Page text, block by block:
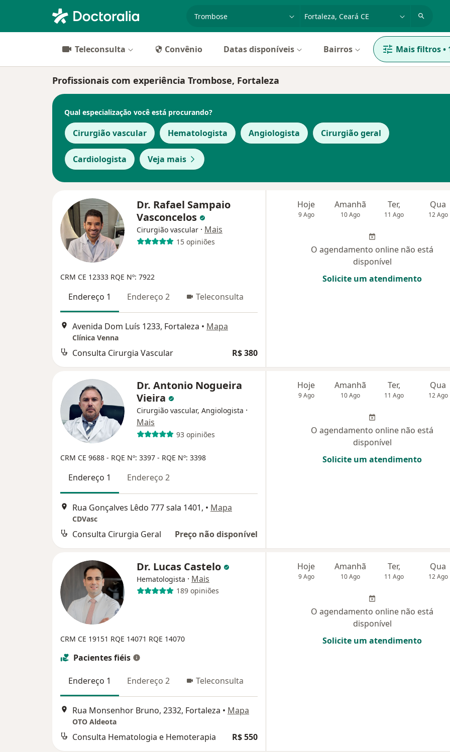
cidade ou região
Teleconsulta Convênio Datas disponíveis Bairros Mais filtros•
Profissionais com experiência Trombose, Fortaleza
Qual especialização você está procurando?
Cirurgião vascular Hematologista Angiologista Cirurgião geral
Cardiologista Veja mais
Dr. Rafael Sampaio
Vasconcelos
Cirurgião vascular · Mais
15 opiniões
CRM CE 12333 RQE Nº: 7922
Endereço 1 Endereço 2 Teleconsulta
Avenida Dom Luís 1233, Fortaleza • Mapa
Clínica Venna
Consulta Cirurgia Vascular R$ 380
Hoje
9 Ago
Amanhã
10 Ago
Ter,
11 Ago
Qua
12 Ago
O agendamento online não está
disponível
Solicite um atendimento
Dr. Antonio Nogueira
Vieira
Cirurgião vascular, Angiologista ·
Mais
93 opiniões
CRM CE 9688 - RQE Nº: 3397 - RQE Nº: 3398
Endereço 1 Endereço 2
Rua Gonçalves Lêdo 777 sala 1401, • Mapa
CDVasc
Consulta Cirurgia Geral Preço não disponível
Hoje
9 Ago
Amanhã
10 Ago
Ter,
11 Ago
Qua
12 Ago
O agendamento online não está
disponível
Solicite um atendimento
Dr. Lucas Castelo
Hematologista · Mais
189 opiniões
CRM CE 19151 RQE 14071 RQE 14070
Pacientes fiéis
Endereço 1 Endereço 2 Teleconsulta
Rua Monsenhor Bruno, 2332, Fortaleza • Mapa
OTO Aldeota
Consulta Hematologia e Hemoterapia R$ 550
Hoje
9 Ago
Amanhã
10 Ago
Ter,
11 Ago
Qua
12 Ago
O agendamento online não está
disponível
Solicite um atendimento